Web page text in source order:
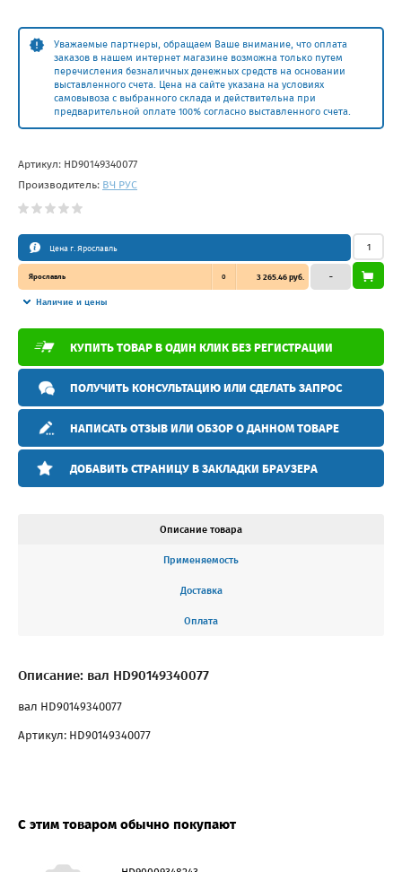
Уважаемые партнеры, обращаем Ваше внимание, что оплата
заказов в нашем интернет магазине возможна только путем
перечисления безналичных денежных средств на основании
выставленного счета. Цена на сайте указана на условиях
самовывоза с выбранного склада и действительна при
предварительной оплате 100% согласно выставленного счета.
Артикул: HD90149340077
Производитель: ВЧ РУС
Цена г. Ярославль
Ярославль 0 3 265.46 руб.
Наличие и цены
–
КУПИТЬ ТОВАР В ОДИН КЛИК БЕЗ РЕГИСТРАЦИИ
ПОЛУЧИТЬ КОНСУЛЬТАЦИЮ ИЛИ СДЕЛАТЬ ЗАПРОС
НАПИСАТЬ ОТЗЫВ ИЛИ ОБЗОР О ДАННОМ ТОВАРЕ
ДОБАВИТЬ СТРАНИЦУ В ЗАКЛАДКИ БРАУЗЕРА
Описание товара
Применяемость
Доставка
Оплата
Описание: вал HD90149340077
вал HD90149340077
Артикул: HD90149340077
С этим товаром обычно покупают